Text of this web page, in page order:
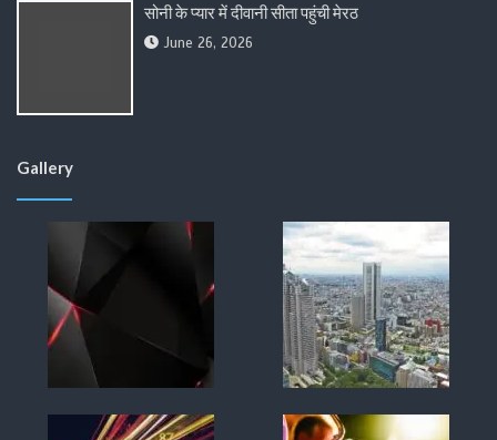
सोनी के प्यार में दीवानी सीता पहुंची मेरठ
June 26, 2026
Gallery